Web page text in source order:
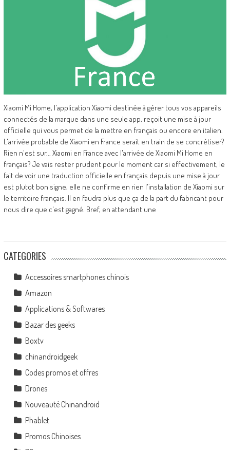
Xiaomi Mi Home, l'application Xiaomi destinée à gérer tous vos appareils
connectés de la marque dans une seule app, reçoit une mise à jour
officielle qui vous permet de la mettre en français ou encore en italien.
L'arrivée probable de Xiaomi en France serait en train de se concrétiser?
Rien n'est sur... Xiaomi en France avec l'arrivée de Xiaomi Mi Home en
français? Je vais rester prudent pour le moment car si effectivement, le
fait de voir une traduction officielle en français depuis une mise à jour
est plutot bon signe, elle ne confirme en rien l'installation de Xiaomi sur
le territoire français. Il en faudra plus que ça de la part du fabricant pour
nous dire que c'est gagné. Bref, en attendant une
CATEGORIES
Accessoires smartphones chinois
Amazon
Applications & Softwares
Bazar des geeks
Boxtv
chinandroidgeek
Codes promos et offres
Drones
Nouveauté Chinandroid
Phablet
Promos Chinoises